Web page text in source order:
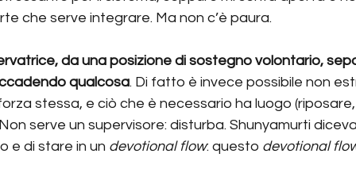
che serve integrare. Ma non c’è paura.
da una posizione di sostegno volontario,
qualcosa. Di fatto è invece possibile non
stessa, e ciò che è necessario ha luogo
serve un supervisore: disturba. Shunyamurti
e di stare in un devotional flow: questo devotional